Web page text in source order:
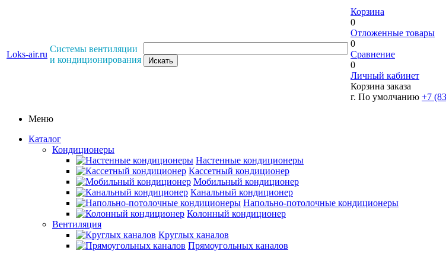
Loks-air.ru
Системы вентиляции
и кондиционирования
Корзина
0
Отложенные товары
0
Сравнение
0
Личный кабинет
Корзина заказа
г. По умолчанию +7
Меню
Каталог
Кондиционеры
Настенные кондиционеры
Кассетный кондиционер
Мобильный кондиционер
Канальный кондиционер
Напольно-потолочные кондиционеры
Колонный кондиционер
Вентиляция
Круглых каналов
Прямоугольных каналов